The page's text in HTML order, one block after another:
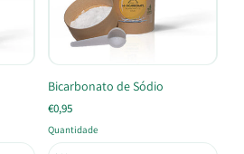
Bicarbonato de Sódio
€0,95
Quantidade